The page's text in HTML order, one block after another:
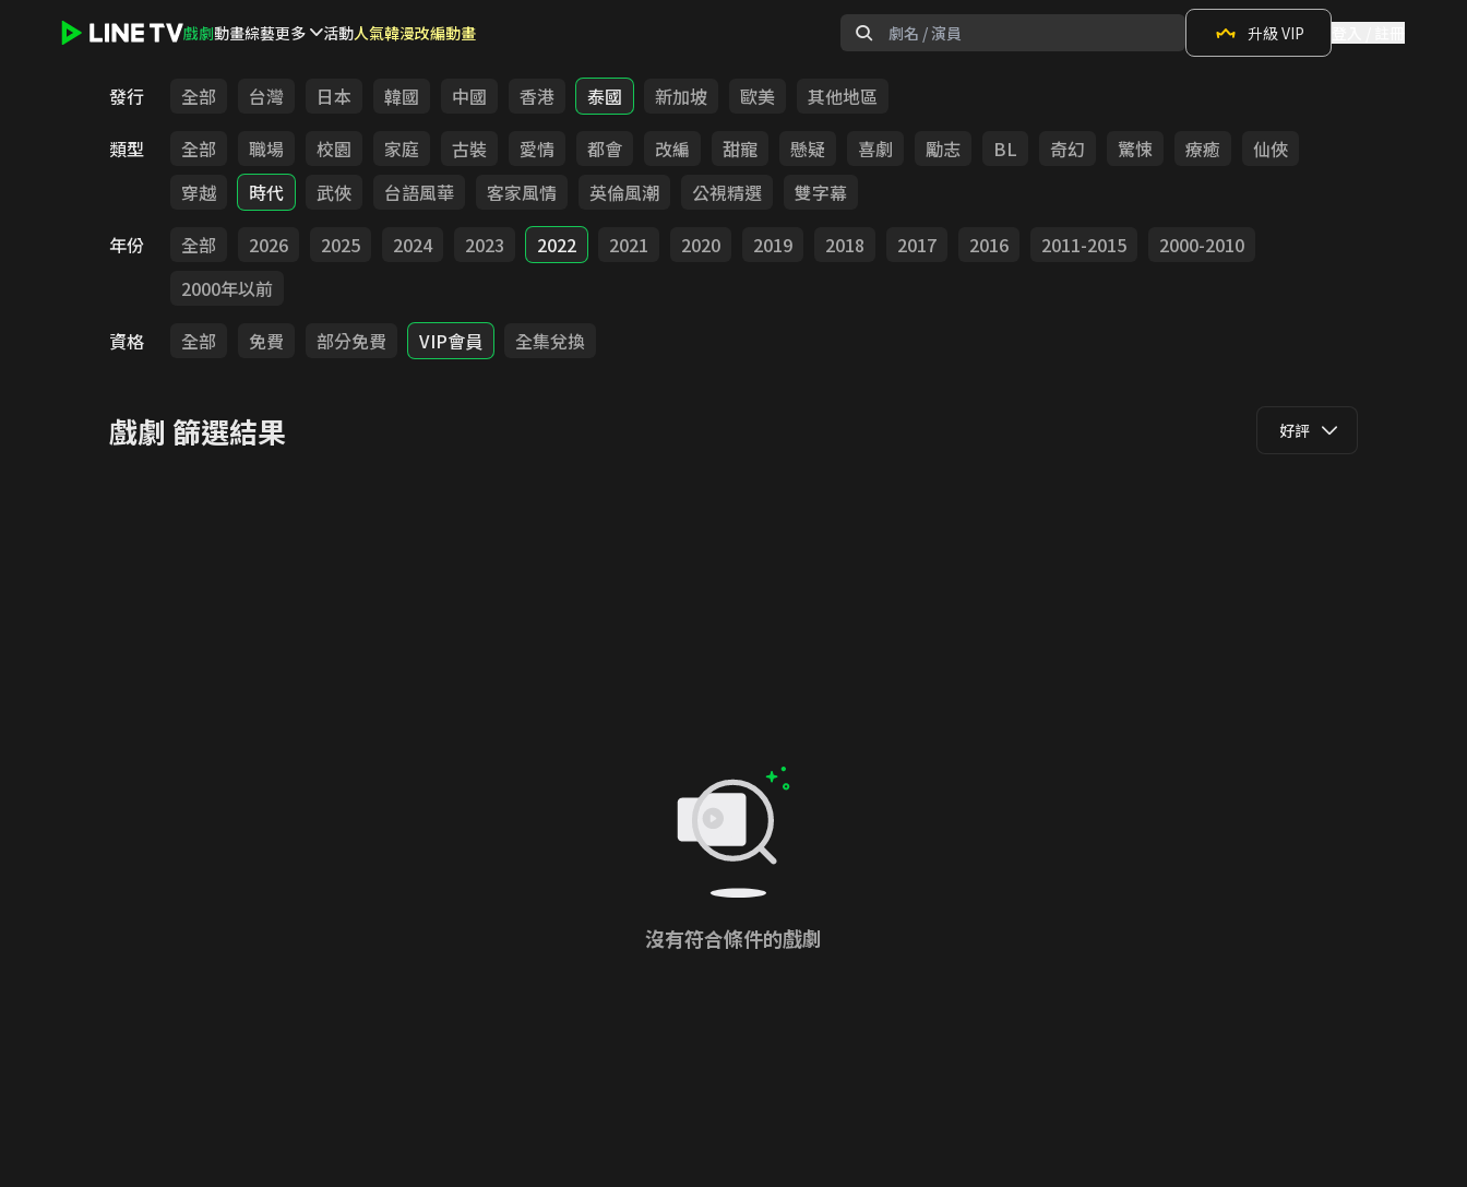
戲劇動畫綜藝更多 活動人氣韓漫改編動畫 升級 VIP
發行 全部 台灣 日本 韓國 中國 香港 泰國 新加坡 歐美
其他地區
類型
全部 職場 校園 家庭 古裝 愛情 都會 改編 甜寵 懸疑 喜劇 勵志 BL 奇幻 驚悚 療癒
仙俠
穿越
時代 武俠 台語風華 客家風情 英倫風潮 公視精選
雙字幕
年份
全部 2026 2025 2024 2023 2022 2021 2020 2019 2018 2017 2016 2011-2015
2000-2010
2000年以前
資格
全部 免費 部分免費 VIP會員 全集兌換
戲劇 篩選結果 好評
沒有符合條件的戲劇